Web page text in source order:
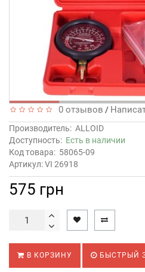
0 отзывов /
Производитель: ALLOID
Доступность: Есть в наличии
Код товара: 58065-09
Артикул: VI 26918
575 грн
В КОРЗИНУ БЫСТРЫЙ